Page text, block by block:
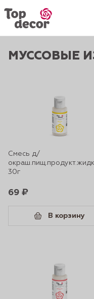
МУССОВЫЕ
Смесь д/
30г
69 ₽
В корзину